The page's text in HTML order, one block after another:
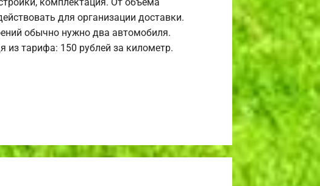
для организации доставки.
обычно нужно два автомобиля.
из тарифа: 150 рублей за километр.